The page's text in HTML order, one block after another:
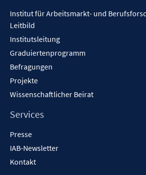
Institut für Arbeitsmarkt- und
Leitbild
Institutsleitung
Graduiertenprogramm
Befragungen
Projekte
Wissenschaftlicher Beirat
Services
Presse
IAB-Newsletter
Kontakt